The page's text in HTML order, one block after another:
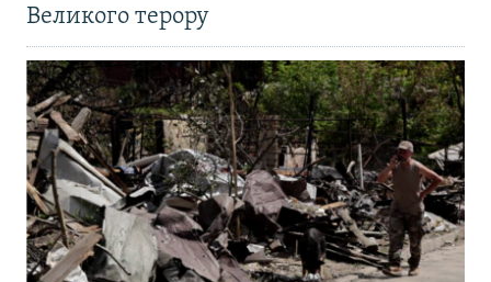
Великого терору